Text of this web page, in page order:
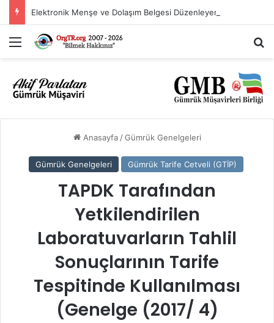
Menü
Anasayfa / Gümrük Genelgeleri
Gümrük Genelgeleri Gümrük Tarife Cetveli (GTİP)
TAPDK Tarafından
Yetkilendirilen
Laboratuvarların Tahlil
Sonuçlarının Tarife
Tespitinde Kullanılması
(Genelge (2017/ 4)